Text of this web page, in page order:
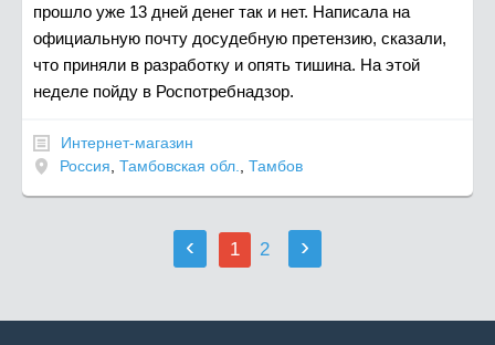
прошло уже 13 дней денег так и нет. Написала на
официальную почту досудебную претензию, сказали,
что приняли в разработку и опять тишина. На этой
неделе пойду в Роспотребнадзор.
Интернет-магазин
Россия Тамбовская обл. Тамбов
‹ 1 2 ›